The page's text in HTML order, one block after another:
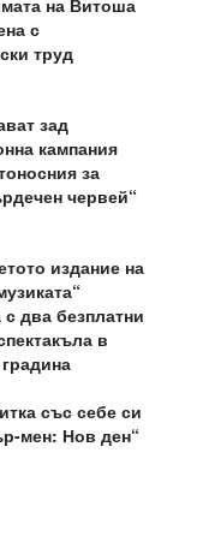
на Витоша
с
труд
зад
кампания
за
червей“
издание на
два безплатни
в
със себе си
мен: Нов ден“